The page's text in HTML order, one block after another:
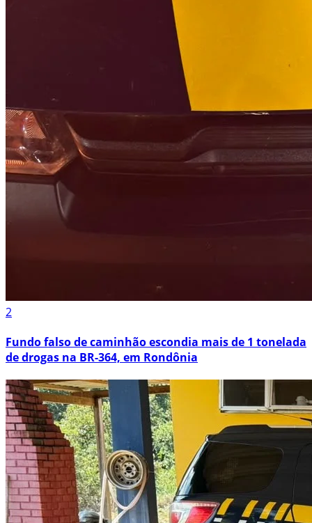
2
Fundo falso de caminhão escondia mais de 1 tonelada
de drogas na BR-364, em Rondônia